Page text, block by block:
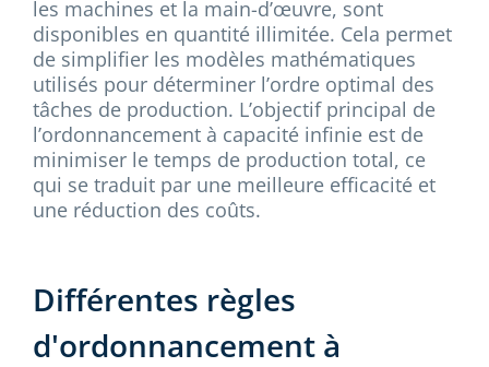
les machines et la main-d’œuvre, sont
disponibles en quantité illimitée. Cela permet
de simplifier les modèles mathématiques
utilisés pour déterminer l’ordre optimal des
tâches de production. L’objectif principal de
l’ordonnancement à capacité infinie est de
minimiser le temps de production total, ce
qui se traduit par une meilleure efficacité et
une réduction des coûts.
Différentes règles
d'ordonnancement à